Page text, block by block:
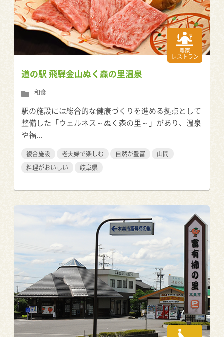
農家
レストラン
道の駅 飛騨金山ぬく森の里温泉
和食
駅の施設には総合的な健康づくりを進める拠点として
整備した「ウェルネス～ぬく森の里～」があり、温泉
や福...
複合施設 老夫婦で楽しむ 自然が豊富
山間
料理がおいしい
岐阜県